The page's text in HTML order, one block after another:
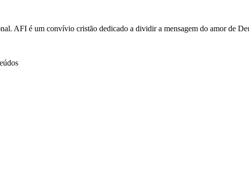
AFI é um convívio cristão dedicado a dividir a mensagem do amor de